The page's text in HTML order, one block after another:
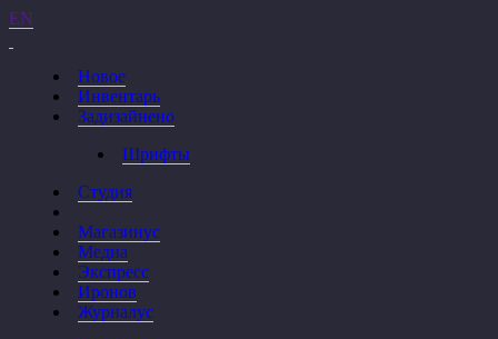
EN
Новое
Инвентарь
Задизайнено
Шрифты
Студия
Магазинус
Медиа
Экспресс
Иронов
Журналус